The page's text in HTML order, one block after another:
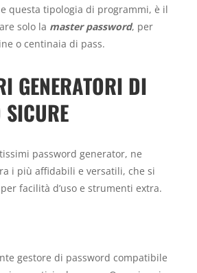
questa tipologia di programmi, è il
solo la master password, per
o centinaia di pass.
GENERATORI DI
SICURE
password generator, ne
i più affidabili e versatili, che si
facilità d’uso e strumenti extra.
gestore di password compatibile